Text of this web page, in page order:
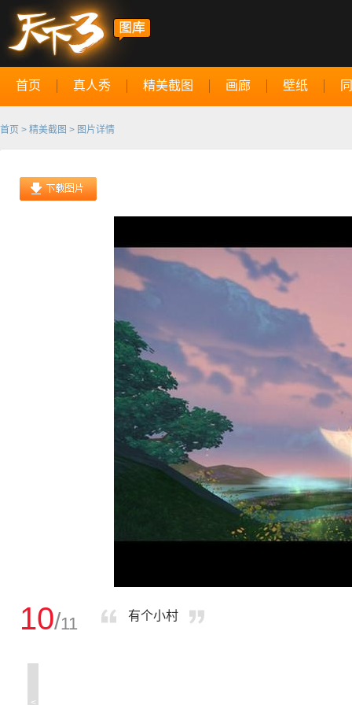
首页 真人秀 精美截图 画廊 壁纸
首页 > 精美截图 > 图片详情
10/11 有个小村
<